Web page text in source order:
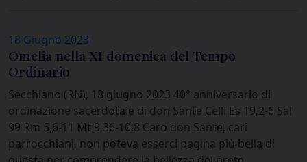
18 Giugno 2023
Omelia nella XI domenica del Tempo
Ordinario
Secchiano (RN), 18 giugno 2023 40° anniversario di
ordinazione sacerdotale di don Sante Celli Es 19,2-6 Sal
99 Rm 5,6-11 Mt 9,36-10,8 Caro don Sante, cari
parrocchiani, non poteva esserci pagina più bella di